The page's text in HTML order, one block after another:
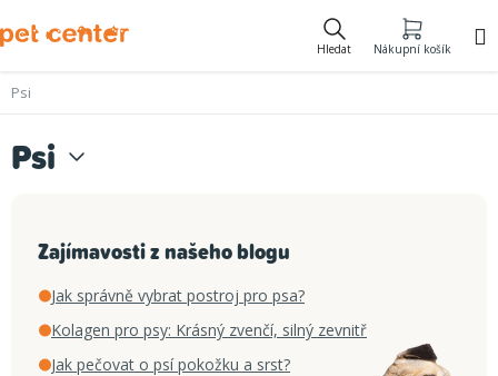
na
Hledat Nákupní košík
Psi
Psi
Zajímavosti z našeho blogu
Jak správně vybrat postroj pro psa?
Kolagen pro psy: Krásný zvenčí, silný zevnitř
Jak pečovat o psí pokožku a srst?